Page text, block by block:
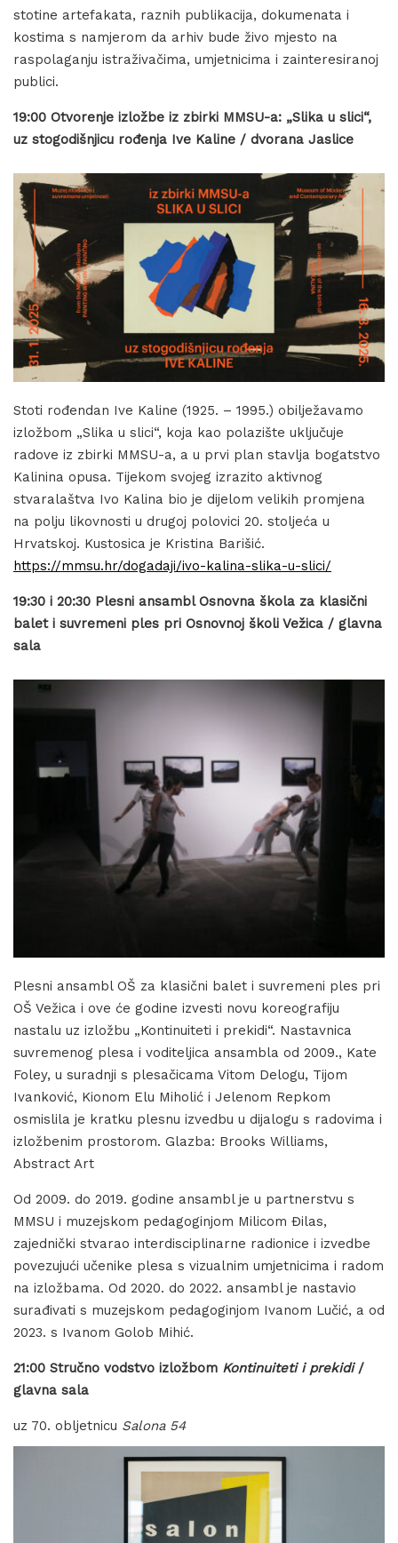
stotine artefakata, raznih publikacija, dokumenata i
kostima s namjerom da arhiv bude živo mjesto na
raspolaganju istraživačima, umjetnicima i zainteresiranoj
publici.
19:00 Otvorenje izložbe iz zbirki MMSU-a: „Slika u slici“,
uz stogodišnjicu rođenja Ive Kaline / dvorana Jaslice
Stoti rođendan Ive Kaline (1925. – 1995.) obilježavamo
izložbom „Slika u slici“, koja kao polazište uključuje
radove iz zbirki MMSU-a, a u prvi plan stavlja bogatstvo
Kalinina opusa. Tijekom svojeg izrazito aktivnog
stvaralaštva Ivo Kalina bio je dijelom velikih promjena
na polju likovnosti u drugoj polovici 20. stoljeća u
Hrvatskoj. Kustosica je Kristina Barišić.
https://mmsu.hr/dogadaji/ivo-kalina-slika-u-slici/
19:30 i 20:30 Plesni ansambl Osnovna škola za klasični
balet i suvremeni ples pri Osnovnoj školi Vežica / glavna
sala
Plesni ansambl OŠ za klasični balet i suvremeni ples pri
OŠ Vežica i ove će godine izvesti novu koreografiju
nastalu uz izložbu „Kontinuiteti i prekidi“. Nastavnica
suvremenog plesa i voditeljica ansambla od 2009., Kate
Foley, u suradnji s plesačicama Vitom Delogu, Tijom
Ivanković, Kionom Elu Miholić i Jelenom Repkom
osmislila je kratku plesnu izvedbu u dijalogu s radovima i
izložbenim prostorom. Glazba: Brooks Williams,
Abstract Art
Od 2009. do 2019. godine ansambl je u partnerstvu s
MMSU i muzejskom pedagoginjom Milicom Đilas,
zajednički stvarao interdisciplinarne radionice i izvedbe
povezujući učenike plesa s vizualnim umjetnicima i radom
na izložbama. Od 2020. do 2022. ansambl je nastavio
surađivati s muzejskom pedagoginjom Ivanom Lučić, a od
2023. s Ivanom Golob Mihić.
21:00 Stručno vodstvo izložbom Kontinuiteti i prekidi /
glavna sala
uz 70. obljetnicu Salona 54